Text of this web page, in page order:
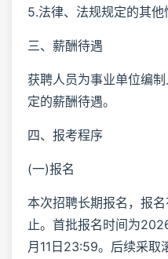
5.法律、法规规定的其他
三、薪酬待遇
获聘人员为事业单位编
定的薪酬待遇。
四、报考程序
(一)报名
本次招聘长期报名，报
止。首批报名时间为
月11日23:59。后续采取